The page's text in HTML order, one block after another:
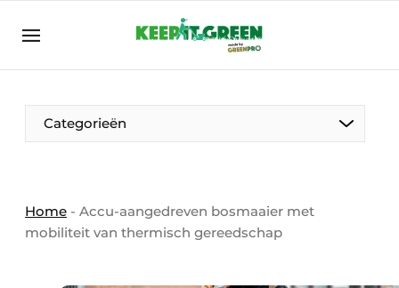
ENG FR
Categorieën
Home - Accu-aangedreven bosmaaier met
mobiliteit van thermisch gereedschap